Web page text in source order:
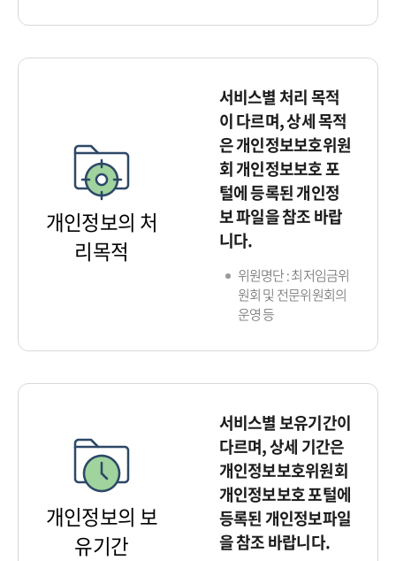
개인정보의 처
리목적
서비스별 처리 목적
이 다르며, 상세 목적
은 개인정보보호위원
회 개인정보보호 포
털에 등록된 개인정
보 파일을 참조 바랍
니다.
위원명단 : 최저임금위
원회 및 전문위원회의
운영 등
개인정보의 보
유기간
서비스별 보유기간이
다르며, 상세 기간은
개인정보보호위원회
개인정보보호 포털에
등록된 개인정보파일
을 참조 바랍니다.